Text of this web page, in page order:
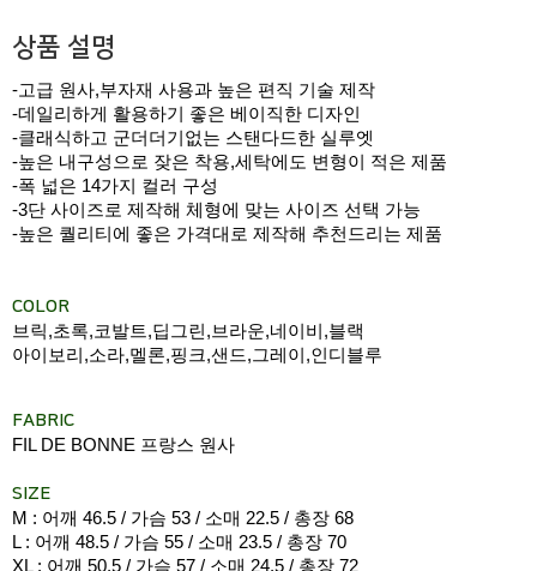
상품 설명
-고급 원사,부자재 사용과 높은 편직 기술 제작
-데일리하게 활용하기 좋은 베이직한 디자인
-클래식하고 군더더기없는 스탠다드한 실루엣
-높은 내구성으로 잦은 착용,세탁에도 변형이 적은 제품
-폭 넓은 14가지 컬러 구성
-3단 사이즈로 제작해 체형에 맞는 사이즈 선택 가능
-높은 퀄리티에 좋은 가격대로 제작해 추천드리는 제품
COLOR
브릭,초록,코발트,딥그린,브라운,네이비,블랙
아이보리,소라,멜론,핑크,샌드,그레이,인디블루
FABRIC
FIL DE BONNE 프랑스 원사
SIZE
M : 어깨 46.5 / 가슴 53 / 소매 22.5 / 총장 68
L : 어깨 48.5 / 가슴 55 / 소매 23.5 / 총장 70
XL : 어깨 50.5 / 가슴 57 / 소매 24.5 / 총장 72